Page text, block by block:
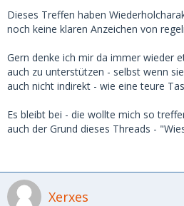
Dieses Treffen haben
noch keine klaren Anzeichen von
Gern denke ich mir da immer wieder
auch zu unterstützen - selbst wenn
auch nicht indirekt - wie eine teure
Es bleibt bei - die wollte mich so
auch der Grund dieses Threads -
Xerxes